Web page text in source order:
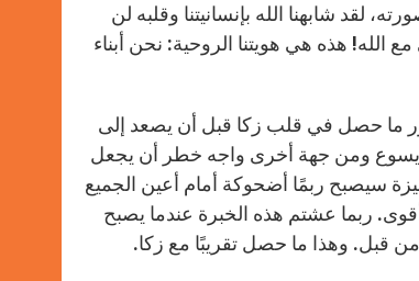
كذلك بحق” (يو 3: 1): لقد خُلقنا على صورته، لقد شابهنا الله بإنسانيتنا وقلبه لن
الله! هذه هي هويتنا الروحية: نحن أبناء
ما حصل في قلب زكا قبل أن يصعد إلى
يسوع ومن جهة أخرى واجه خطر أن يجعل
سيصبح ربمًا أضحوكة أمام أعين الجميع
ربما عشتم هذه الخبرة عندما يصبح
من قبل. وهذا ما حصل تقريبًا مع زكا.